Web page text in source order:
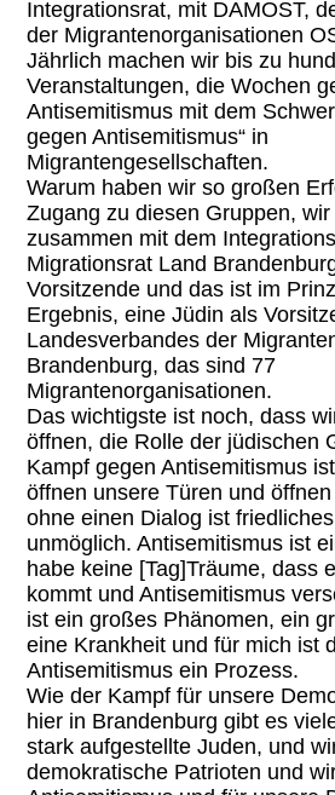
Integrationsrat, mit DAMOST,
der Migrantenorganisationen
Jährlich machen wir bis zu
Veranstaltungen, die Wochen
Antisemitismus mit dem
gegen Antisemitismus“ in
Migrantengesellschaften.
Warum haben wir so großen
Zugang zu diesen Gruppen,
zusammen mit dem
Migrationsrat Land
Vorsitzende und das ist im
Ergebnis, eine Jüdin als
Landesverbandes der
Brandenburg, das sind 77
Migrantenorganisationen.
Das wichtigste ist noch, dass
öffnen, die Rolle der jüdischen
Kampf gegen Antisemitismus
öffnen unsere Türen und
ohne einen Dialog ist
unmöglich. Antisemitismus ist
habe keine [Tag]Träume, dass
kommt und Antisemitismus
ist ein großes Phänomen, ein
eine Krankheit und für mich ist
Antisemitismus ein Prozess.
Wie der Kampf für unsere
hier in Brandenburg gibt es
stark aufgestellte Juden, und
demokratische Patrioten und